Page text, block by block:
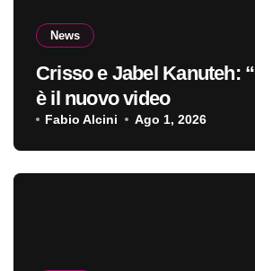
News
Crisso e Jabel Kanuteh:
è il nuovo video
Fabio Alcini Ago 1, 2026